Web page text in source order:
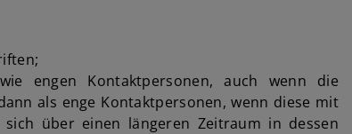
engen Kontaktpersonen, auch wenn die
als enge Kontaktpersonen, wenn diese mit
über einen längeren Zeitraum in dessen